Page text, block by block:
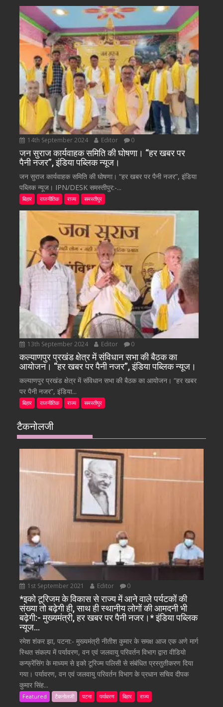
14th September 2024 Editor 0
जन सुराज कार्यवाहक समिति की घोषणा। “हर खबर पर
पैनी नजर”, इंडिया पब्लिक न्यूज।
जन सुराज कार्यवाहक समिति की घोषणा। “हर खबर पर पैनी नजर”, इंडिया
पब्लिक न्यूज। IPN/DESK समस्तीपुर:-...
बिहार राजनीतिक राज्य समस्तीपुर
13th September 2024 Editor 0
कल्याणपुर प्रखंड क्षेत्र में संविधान सभा की बैठक का
आयोजन। “हर खबर पर पैनी नजर”, इंडिया पब्लिक न्यूज।
कल्याणपुर प्रखंड क्षेत्र में संविधान सभा की बैठक का आयोजन। “हर खबर
पर पैनी नजर”, इंडिया...
बिहार राजनीतिक राज्य समस्तीपुर
टैकनोलजी
1st September 2021 Editor 0
*इको टूरिजम के विकास से राज्य में आने वाले पर्यटकों की
संख्या तो बढ़ेगी ही, साथ ही स्थानीय लोगों की आमदनी भी
बढ़ेगी:- मुख्यमंत्री, हर खबर पर पैनी नजर।* इंडिया पब्लिक
न्यूज…
रमेश शंकर झा, पटना:- मुख्यमंत्री नीतीश कुमार के समक्ष आज एक अणे मार्ग
स्थित संकल्प में पर्यावरण, वन एवं जलवायु परिवर्तन विभाग द्वारा वीडियो
कन्फ्रेंसिंग के माध्यम से इको टूरिज्म पलिसी से संबंधित प्रस्तुतीकरण दिया
गया। पर्यावरण, वन एवं जलवायु परिवर्तन विभाग के प्रधान सचिव दीपक
कुमार सिंह...
Featured टैकनोलजी पटना पर्यावरण बिहार राज्य